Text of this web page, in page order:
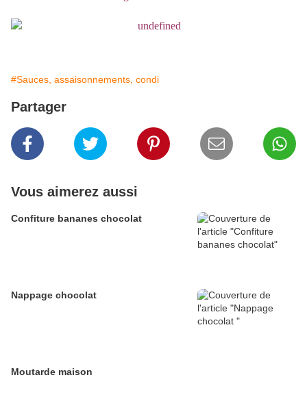
#Sauces, assaisonnements, condi
Partager
Vous aimerez aussi
Confiture bananes chocolat
Nappage chocolat
Moutarde maison